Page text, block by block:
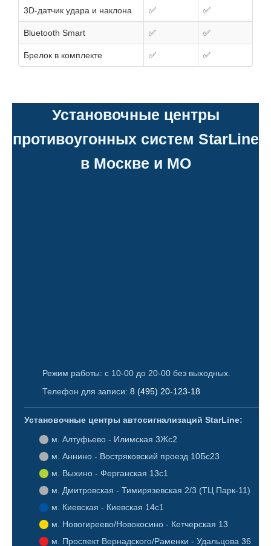
3D-датчик удара и наклона ✅ ✅
Bluetooth Smart ✅ ✅
Брелок в комплекте ✅ ✅
Установочные центры
противоугонных систем StarLine
в Москве и МО
Режим работы: с 10-00 до 20-00 без выходных.
Телефон для записи: 8 (495) 20-123-18
Установочные центры автосигнализаций StarLine:
Алтуфьево - Илимская 3Жс2
Аннино - Востряковский проезд 10Бс23
Выхино - Ферганская 13с1
Дмитровская - Тимирязевская 2/3 (ТЦ Парк-11)
Киевская - Киевская 14с1
Новогиреево/Новокосино - Кетчерская 13
Проспект Вернадского/Раменки - Удальцова 36